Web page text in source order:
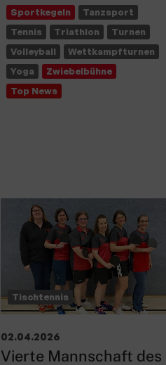
Sportkegeln
Tanzsport
Tennis
Triathlon
Turnen
Volleyball
Wettkampfturnen
Yoga
Zwiebelbühne
Top News
Tischtennis
02.04.2026
Vierte Mannschaft des